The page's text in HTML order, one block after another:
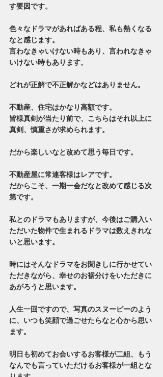
す要因です。
色々なドラマがあればある程、私も熱くなる
なと感じます。
言わなきゃいけない時もあり、言われなきゃ
いけない時もあります。
どれが正解で不正解かなどはありません。
不動産、住宅はかなり高額です。
皆様真剣が当たり前で、こちらはそれ以上に
真剣、慎重さが求められます。
だから楽しいなと改めて思う毎日です。
不動産屋に常連客様はレアです。
だからこそ、一期一会だなと改めて感じる次
第です。
私とのドラマもありますが、今後はご購入い
ただいた物件で生まれるドラマは数えきれな
いと思います。
時にはそんなドラマをお聞きしに行かせてい
ただきながら、幸せのお裾分けをいただきに
あがろうと思います。
人生一回ですので、写真のスヌーピーのよう
に、いつも笑顔で過ごせたらなと心から思い
ます。
明日も初めてお会いするお客様が二組、もう
なんでも言っていただけるお客様が一組とな